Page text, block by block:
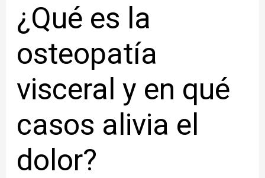
¿Qué es la
osteopatía
visceral y en qué
casos alivia el
dolor?